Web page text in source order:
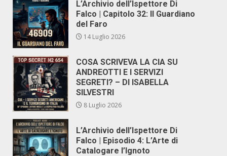
L’Archivio dell’Ispettore Di
Falco | Capitolo 32: Il Guardiano
del Faro
14 Luglio 2026
COSA SCRIVEVA LA CIA SU
ANDREOTTI E I SERVIZI
SEGRETI? – DI ISABELLA
SILVESTRI
8 Luglio 2026
L’Archivio dell’Ispettore Di
Falco | Episodio 4: L’Arte di
Catalogare l’Ignoto